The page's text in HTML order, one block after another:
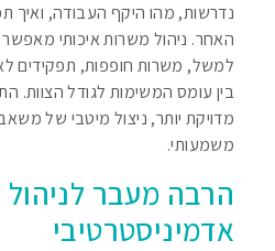
נדרשות, מהו היקף העבודה, ואיך
האחר. ניהול משרות איכותי
למשל, משרות חופפות, תפקידים
בין עומס המשימות לגודל הצוות.
מדויקת יותר, ניצול מיטבי של
משמעותי.
הרבה מעבר לניהול
אדמיניסטרטיבי